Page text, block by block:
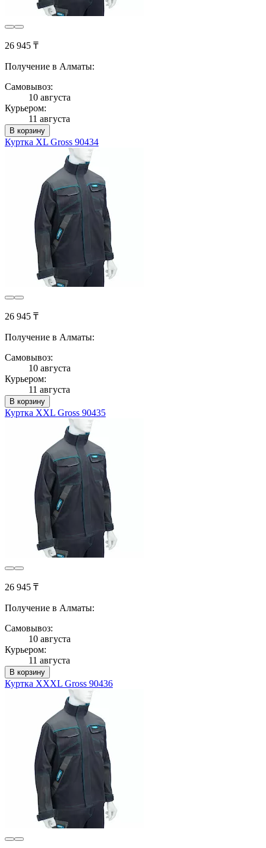
26 945 ₸
Получение в Алматы:
Самовывоз:
10 августа
Курьером:
11 августа
В корзину
Куртка XL Gross 90434
26 945 ₸
Получение в Алматы:
Самовывоз:
10 августа
Курьером:
11 августа
В корзину
Куртка XXL Gross 90435
26 945 ₸
Получение в Алматы:
Самовывоз:
10 августа
Курьером:
11 августа
В корзину
Куртка XXXL Gross 90436